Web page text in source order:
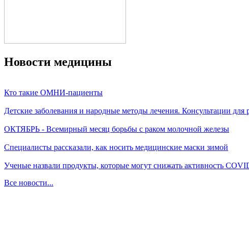
Новости медицины
Кто такие ОМНИ-пациенты
Детские заболевания и народные методы лечения. Консультации для
ОКТЯБРЬ - Всемирный месяц борьбы с раком молочной железы
Специалисты рассказали, как носить медицинские маски зимой
Ученые назвали продукты, которые могут снижать активность
Все новости...